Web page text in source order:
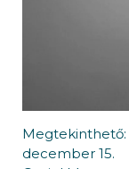
Megtekinthető:
december 15.